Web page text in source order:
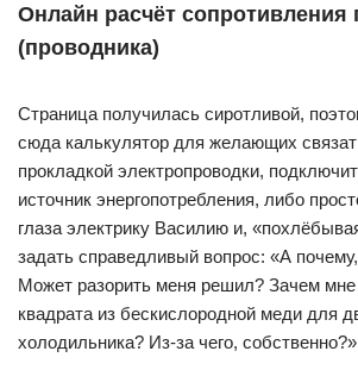
Онлайн расчёт сопротивления
(проводника)
Страница получилась сиротливой,
сюда калькулятор для желающих
прокладкой электропроводки,
источник энергопотребления, либо
глаза электрику Василию и,
задать справедливый вопрос: «А
Может разорить меня решил? Зачем мне
квадрата из бескислородной меди для
холодильника? Из-за чего, собственно?»